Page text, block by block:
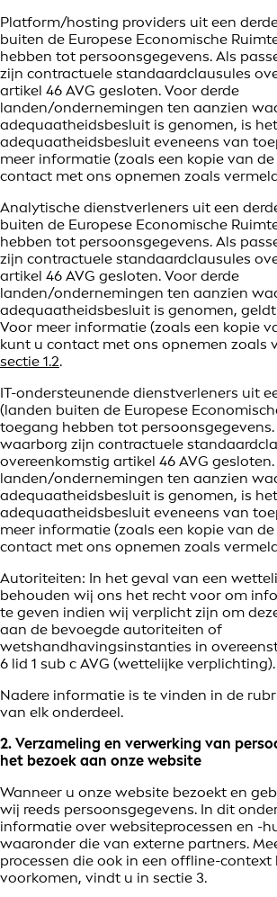
Platform/hosting providers uit een
buiten de Europese Economische
hebben tot persoonsgegevens. Als
zijn contractuele standaardclausules
artikel 46 AVG gesloten. Voor derde
landen/ondernemingen ten aanzien
adequaatheidsbesluit is genomen, is het
adequaatheidsbesluit eveneens van
meer informatie (zoals een kopie van
contact met ons opnemen zoals
Analytische dienstverleners uit een
buiten de Europese Economische
hebben tot persoonsgegevens. Als
zijn contractuele standaardclausules
artikel 46 AVG gesloten. Voor derde
landen/ondernemingen ten aanzien
adequaatheidsbesluit is genomen,
Voor meer informatie (zoals een kopie
kunt u contact met ons opnemen zoals
sectie 1.2.
IT-ondersteunende dienstverleners uit
(landen buiten de Europese
toegang hebben tot persoonsgegevens.
waarborg zijn contractuele
overeenkomstig artikel 46 AVG
landen/ondernemingen ten aanzien
adequaatheidsbesluit is genomen, is het
adequaatheidsbesluit eveneens van
meer informatie (zoals een kopie van
contact met ons opnemen zoals
Autoriteiten: In het geval van een
behouden wij ons het recht voor om
te geven indien wij verplicht zijn om
aan de bevoegde autoriteiten of
wetshandhavingsinstanties in
6 lid 1 sub c AVG (wettelijke verplichting).
Nadere informatie is te vinden in de
van elk onderdeel.
2. Verzameling en verwerking van
het bezoek aan onze website
Wanneer u onze website bezoekt en
wij reeds persoonsgegevens. In dit
informatie over websiteprocessen en -
waaronder die van externe partners.
processen die ook in een offline-context
voorkomen, vindt u in sectie 3.